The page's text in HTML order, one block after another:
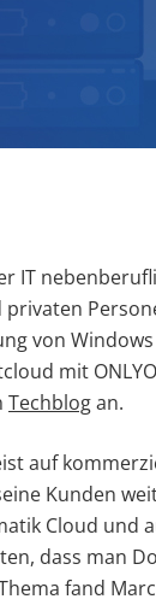
IT
von Windows
mit
Techblogan.
auf
Kunden
Cloud und
dass man
fand